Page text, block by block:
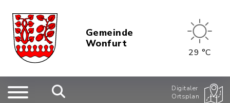
Gemeinde
Wonfurt
29 °C
Digitaler
Ortsplan